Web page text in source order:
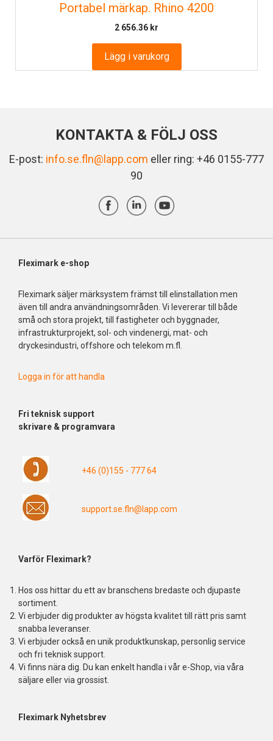
Portabel märkap. Rhino 4200
2 656.36 kr
Lägg i varukorg
KONTAKTA & FÖLJ OSS
E-post: info.se.fln@lapp.com eller ring: +46 0155-777
90
Fleximark e-shop
Fleximark säljer märksystem främst till elinstallation men
även till andra användningsområden. Vi levererar till både
små och stora projekt, till fastigheter och byggnader,
infrastrukturprojekt, sol- och vindenergi, mat- och
dryckesindustri, offshore och telekom m.fl.
Logga in för att handla
Fri teknisk support
skrivare & programvara
+46 (0)155 - 777 64
support.se.fln@lapp.com
Varför Fleximark?
Hos oss hittar du ett av branschens bredaste och djupaste
sortiment.
Vi erbjuder dig produkter av högsta kvalitet till rätt pris samt
snabba leveranser.
Vi erbjuder också en unik produktkunskap, personlig service
och fri teknisk support.
Vi finns nära dig. Du kan enkelt handla i vår e-Shop, via våra
säljare eller via grossist.
Fleximark Nyhetsbrev